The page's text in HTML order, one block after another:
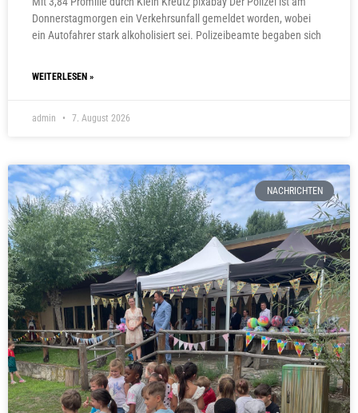
Donnerstagmorgen ein Verkehrsunfall gemeldet worden, wobei
ein Autofahrer stark alkoholisiert sei. Polizeibeamte begaben sich
WEITERLESEN »
admin 7. August 2026
NACHRICHTEN